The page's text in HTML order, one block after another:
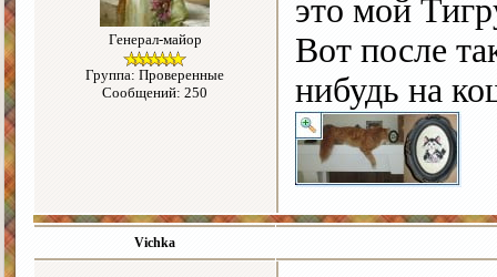
Генерал-майор
Группа: Проверенные
Сообщений: 250
это мой
Вот после
нибудь на
Vichka